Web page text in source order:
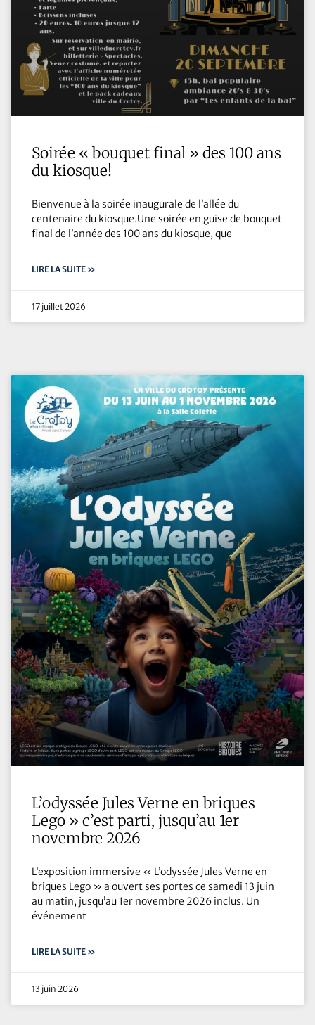
Soirée « bouquet final » des 100 ans
du kiosque!
Bienvenue à la soirée inaugurale de l’allée du
centenaire du kiosque.Une soirée en guise de bouquet
final de l’année des 100 ans du kiosque, que
LIRE LA SUITE »
17 juillet 2026
L’odyssée Jules Verne en briques
Lego » c’est parti, jusqu’au 1er
novembre 2026
L’exposition immersive « L’odyssée Jules Verne en
briques Lego » a ouvert ses portes ce samedi 13 juin
au matin, jusqu’au 1er novembre 2026 inclus. Un
événement
LIRE LA SUITE »
13 juin 2026